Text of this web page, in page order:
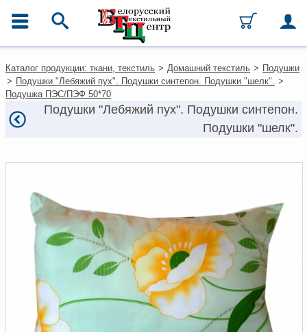
Каталог
Ткани
Домашний текстиль
Одежда
Условия работы
Оплата и доставка
Как оформить заказ
Вакансии
Как нас найти
Написать нам
Доверенность на
получение груза
Каталог продукции: ткани, текстиль > Домашний текстиль > Подушки
> Подушки "Лебяжий пух". Подушки синтепон. Подушки "шелк". >
Подушка ПЭС/ПЭФ 50*70
Подушки "Лебяжий пух". Подушки синтепон.
Подушки "шелк".